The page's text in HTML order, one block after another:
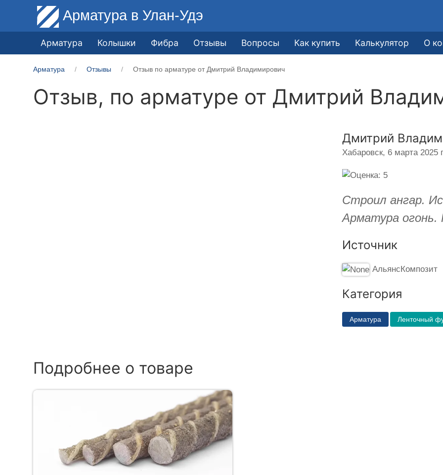
Арматура в Улан-Удэ
Арматура Колышки Фибра Отзывы Вопросы Как купить Калькулятор О
Арматура Отзывы Отзыв по арматуре от Дмитрий Владимирович
Отзыв, по арматуре от Дмитрий
Дмитрий
Хабаровск, 6 марта 2025
Строил ангар.
Арматура огонь.
Источник
АльянсКомпозит
Категория
Арматура Ленточный
Подробнее о товаре